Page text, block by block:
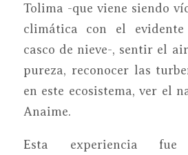
Tolima -que viene siendo
climática con el
casco de nieve-, sentir el
pureza, reconocer las
en este ecosistema, ver el
Anaime.
Esta experiencia